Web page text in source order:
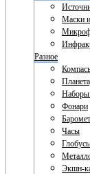
Маски
Разное
Наборы
Фонари
Часы
Экшн-